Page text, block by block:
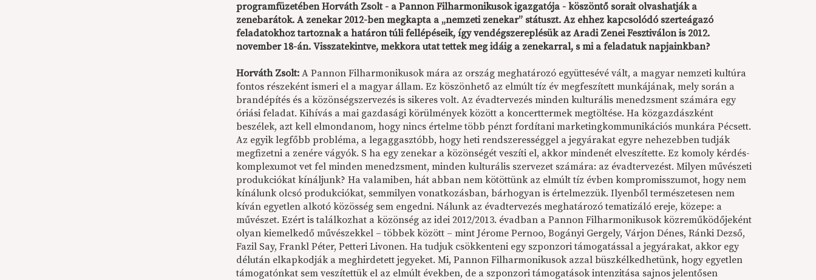
programfüzetében Horváth Zsolt - a Pannon Filharmonikusok igazgatója - köszöntő sorait olvashatják a
zenebarátok. A zenekar 2012-ben megkapta a „nemzeti zenekar” státuszt. Az ehhez kapcsolódó szerteágazó
feladatokhoz tartoznak a határon túli fellépéseik, így vendégszereplésük az Aradi Zenei Fesztiválon is 2012.
november 18-án. Visszatekintve, mekkora utat tettek meg idáig a zenekarral, s mi a feladatuk napjainkban?
Horváth Zsolt:A Pannon Filharmonikusok mára az ország meghatározó együttesévé vált, a magyar nemzeti kultúra
fontos részeként ismeri el a magyar állam. Ez köszönhető az elmúlt tíz év megfeszített munkájának, mely során a
brandépítés és a közönségszervezés is sikeres volt. Az évadtervezés minden kulturális menedzsment számára egy
óriási feladat. Kihívás a mai gazdasági körülmények között a koncerttermek megtöltése. Ha közgazdászként
beszélek, azt kell elmondanom, hogy nincs értelme több pénzt fordítani marketingkommunikációs munkára Pécsett.
Az egyik legfőbb probléma, a legaggasztóbb, hogy heti rendszerességgel a jegyárakat egyre nehezebben tudják
megfizetni a zenére vágyók. S ha egy zenekar a közönségét veszíti el, akkor mindenét elveszítette. Ez komoly kérdés-
komplexumot vet fel minden menedzsment, minden kulturális szervezet számára: az évadtervezést. Milyen művészeti
produkciókat kínáljunk? Ha valamiben, hát abban nem kötöttünk az elmúlt tíz évben kompromisszumot, hogy nem
kínálunk olcsó produkciókat, semmilyen vonatkozásban, bárhogyan is értelmezzük. Ilyenből természetesen nem
kíván egyetlen alkotó közösség sem engedni. Nálunk az évadtervezés meghatározó tematizáló ereje, közepe: a
művészet. Ezért is találkozhat a közönség az idei 2012/2013. évadban a Pannon Filharmonikusok közreműködőjeként
olyan kiemelkedő művészekkel – többek között – mint Jérome Pernoo, Bogányi Gergely, Várjon Dénes, Ránki Dezső,
Fazil Say, Frankl Péter, Petteri Livonen. Ha tudjuk csökkenteni egy szponzori támogatással a jegyárakat, akkor egy
délután elkapkodják a meghirdetett jegyeket. Mi, Pannon Filharmonikusok azzal büszkélkedhetünk, hogy egyetlen
támogatónkat sem veszítettük el az elmúlt években, de a szponzori támogatások intenzitása sajnos jelentősen